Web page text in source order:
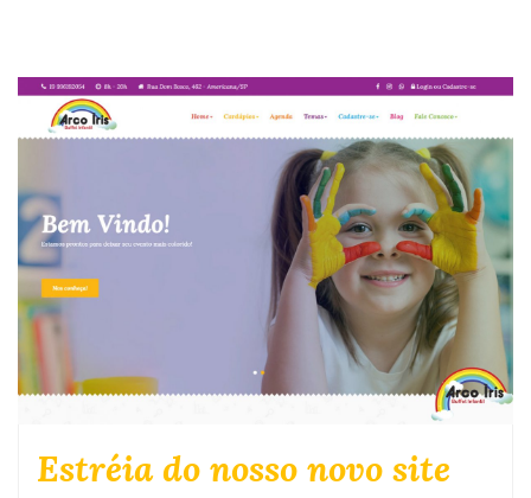
Estréia do nosso novo site